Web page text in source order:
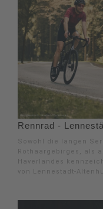
Rennrad -
Sowohl die langen
Rothaargebirges, als
Haverlandes
von Lennestadt-